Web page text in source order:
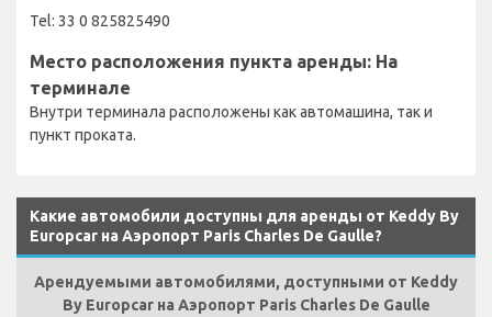
Tel: 33 0 825825490
Место расположения пункта аренды: На
терминале
Внутри терминала расположены как автомашина, так и
пункт проката.
Какие автомобили доступны для аренды от Keddy By
Europcar на Аэропорт Paris Charles De Gaulle?
Арендуемыми автомобилями, доступными от Keddy
By Europcar на Аэропорт Paris Charles De Gaulle